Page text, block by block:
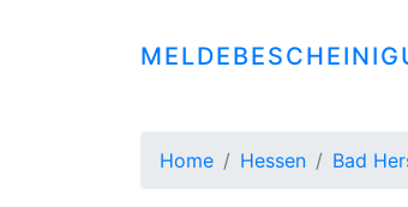
Home Hessen Bad